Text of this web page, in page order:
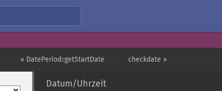
checkdate »
« DatePeriod::getStartDate
Datum/Uhrzeit